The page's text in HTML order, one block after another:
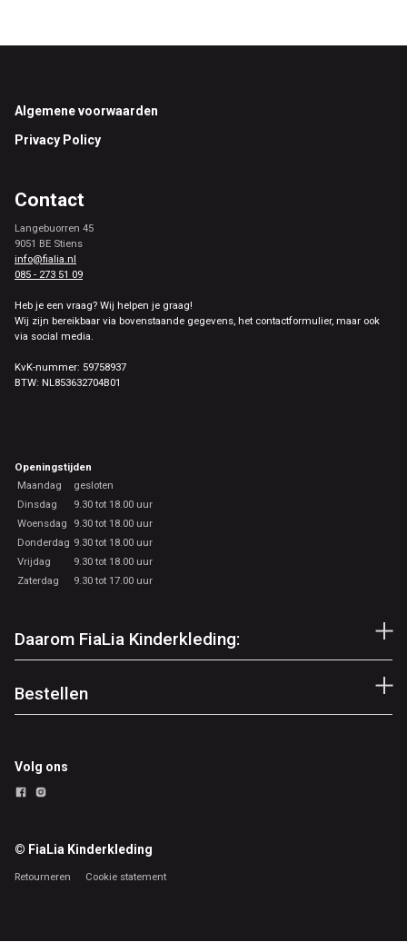
Footer
Algemene voorwaarden
Privacy Policy
Contact
Langebuorren 45
9051 BE Stiens
info@fialia.nl
085 - 273 51 09
Heb je een vraag? Wij helpen je graag!
Wij zijn bereikbaar via bovenstaande gegevens, het contactformulier, maar ook
via social media.
KvK-nummer: 59758937
BTW: NL853632704B01
Openingstijden
Maandag
gesloten
Dinsdag
9.30 tot 18.00 uur
Woensdag
9.30 tot 18.00 uur
Donderdag 9.30 tot 18.00 uur
Vrijdag
9.30 tot 18.00 uur
Zaterdag
9.30 tot 17.00 uur
Daarom FiaLia Kinderkleding:
Bestellen
Volg ons
© FiaLia Kinderkleding
Retourneren Cookie statement